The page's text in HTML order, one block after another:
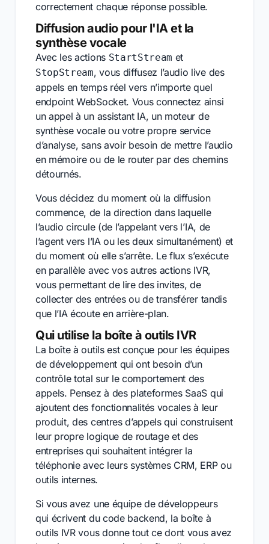
correctement chaque réponse possible.
Diffusion audio pour l'IA et la
synthèse vocale
Avec les actions StartStream et
StopStream, vous diffusez l’audio live des
appels en temps réel vers n’importe quel
endpoint WebSocket. Vous connectez ainsi
un appel à un assistant IA, un moteur de
synthèse vocale ou votre propre service
d’analyse, sans avoir besoin de mettre l’audio
en mémoire ou de le router par des chemins
détournés.
Vous décidez du moment où la diffusion
commence, de la direction dans laquelle
l’audio circule (de l’appelant vers l’IA, de
l’agent vers l’IA ou les deux simultanément) et
du moment où elle s’arrête. Le flux s’exécute
en parallèle avec vos autres actions IVR,
vous permettant de lire des invites, de
collecter des entrées ou de transférer tandis
que l’IA écoute en arrière-plan.
Qui utilise la boîte à outils IVR
La boîte à outils est conçue pour les équipes
de développement qui ont besoin d’un
contrôle total sur le comportement des
appels. Pensez à des plateformes SaaS qui
ajoutent des fonctionnalités vocales à leur
produit, des centres d’appels qui construisent
leur propre logique de routage et des
entreprises qui souhaitent intégrer la
téléphonie avec leurs systèmes CRM, ERP ou
outils internes.
Si vous avez une équipe de développeurs
qui écrivent du code backend, la boîte à
outils IVR vous donne tout ce dont vous avez